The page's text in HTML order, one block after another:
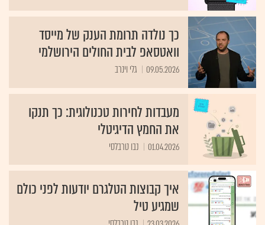
כך נולדה תרומת הענק של מייסד
וואטסאפ לבית החולים הירושלמי
09.05.2026 גלי וינרב
מעבדות לחירות טכנולוגית: כך תנקו
את החמץ הדיגיטלי
01.04.2026 נבו טרבלסי
איך קבוצות הטלגרם יודעות לפני כולם
שמגיע טיל